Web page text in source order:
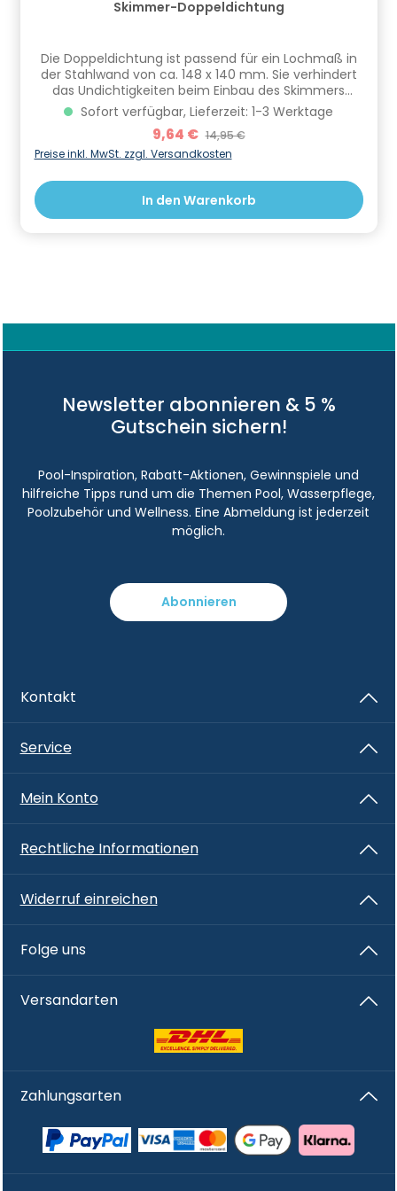
Skimmer-Doppeldichtung
Die Doppeldichtung ist passend für ein Lochmaß in
der Stahlwand von ca. 148 x 140 mm. Sie verhindert
das Undichtigkeiten beim Einbau des Skimmers
entstehen.Die Skimmer Doppeldichtung ist passend
für die Standard Einbauskimmer der Marken Planet
zur Produktsicherheit Hersteller/EU Verantwortliche
Bahnhofstraße 68, 73240 Wendlingen, DE,
info.de@cf.group, +4970244048100
Gefahrstoffhinweise (falls vorhanden):
Sofort verfügbar, Lieferzeit: 1-3 Werktage
Verkaufspreis:
9,64 € Regulärer Preis:
14,95 €
Preise inkl. MwSt. zzgl. Versandkosten
In den Warenkorb
Newsletter abonnieren & 5 %
Gutschein sichern!
Pool-Inspiration, Rabatt-Aktionen, Gewinnspiele und
hilfreiche Tipps rund um die Themen Pool, Wasserpflege,
Poolzubehör und Wellness. Eine Abmeldung ist jederzeit
möglich.
Abonnieren
Kontakt
Service
Mein Konto
Rechtliche Informationen
Widerruf einreichen
Folge uns
Versandarten
Zahlungsarten